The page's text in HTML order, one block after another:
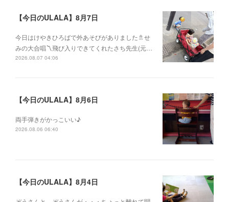
【今日のULALA】8月7日
今日はけやきひろばで外あそびがありました🚿せ
みの大合唱〽飛び入りできてくれたさち先生(元…
2026.08.07 04:06
【今日のULALA】8月6日
両手弾きがかっこいい♪
2026.08.06 06:40
【今日のULALA】8月4日